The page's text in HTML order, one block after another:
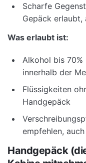
Scharfe
Gepäck
Was erlaubt ist:
Alkohol bis 70%
innerhalb der
Flüssigkeiten
Handgepäck
empfehlen,
Handgepäck